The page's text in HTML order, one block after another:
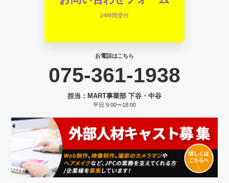
24時間受付
お電話はこちら
075-361-1938
担当：MART事業部 下谷・中谷
平日 9:00〜18:00